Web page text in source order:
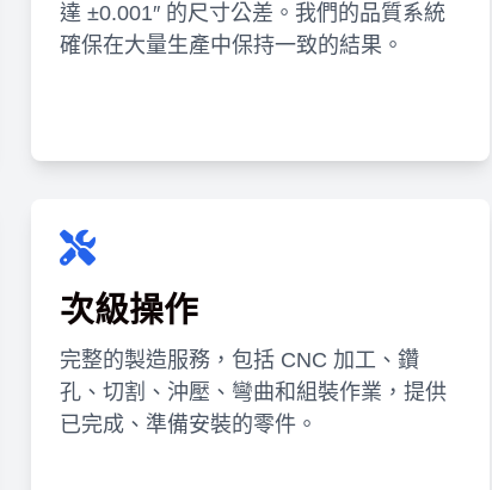
達 ±0.001″ 的尺寸公差。我們的品質系統
確保在大量生產中保持一致的結果。
次級操作
完整的製造服務，包括 CNC 加工、鑽
孔、切割、沖壓、彎曲和組裝作業，提供
已完成、準備安裝的零件。